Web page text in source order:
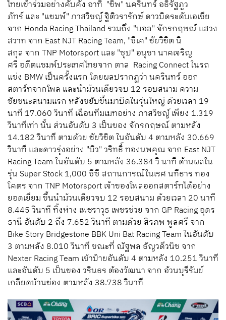
ไทยเข้าร่วมอย่างคับคั่ง อาทิ "ชิพ" นครินทร์ อธิรัฐภูว
ภัทร์ และ "แชมพ์" ภาสวิชญ์ ฐิติวรารักษ์ ดาวบิดระดับเอเชีย
จาก Honda Racing Thailand รวมถึง "บอล" จักรกฤษณ์ แสวง
สวาท จาก East NJT Racing Team, "ซีเค" ชัยวิชิต นิ
สกุล จาก TNP Motorsport และ "ซุป" อนุชา นาคเจริญ
ศรี อดีตแชมพ์ประเทศไทยจาก ตาล Racing Connect ในรถ
แข่ง BMW เป็นครั้งแรก โดยผลปรากฏว่า นครินทร์ ออก
สตาร์ทจากโพล และนำม้วนเดียวจบ 12 รอบสนาม ความ
ชัยชนะสนามแรก หลังขยับขึ้นมาบิดในรุ่นใหญ่ ด้วยเวลา 19
นาที 17.060 วินาที เฉือนทีมเมทอย่าง ภาสวิชญ์ เพียง 1.319
วินาทีเท่า นั้น ส่วนอันดับ 3 เป็นของ จักรกฤษณ์ ตามหลัง
14.182 วินาที ตามด้วย ชัยวิชิต ในอันดับ 4 ตามหลัง 30.669
วินาที และดาวรุ่งอย่าง "บิว" วริทธิ์ ทองนพคุณ จาก East NJT
Racing Team ในอันดับ 5 ตามหลัง 36.384 วิ นาที ด้านผลใน
รุ่น Super Stock 1,000 ซีซี สถานการณ์ในเรศ นทีธาร ทอง
โคตร จาก TNP Motorsport เจ้าของโพลออกสตาร์ทได้อย่าง
ยอดเยี่ยม ขึ้นนำม้วนเดียวจบ 12 รอบสนาม ด้วยเวลา 20 นาที
8.445 วินาที ทิ้งห่าง เพชราวุธ เพชรช่วย จาก GP Racing อุดร
ธานี อันดับ 2 ถึง 7.652 วินาที ตามด้วย สิรภพ พูลศรี จาก
Bike Story Bridgestone BBK Uni Bat Racing Team ในอันดับ
3 ตามหลัง 8.010 วินาที ขณะที่ ณัฐพล ธัญวดีวนิช จาก
Nexter Racing Team เข้าป้ายอันดับ 4 ตามหลัง 10.251 วินาที
และอันดับ 5 เป็นของ วรินธร ต้องวัฒนา จาก อ้วนบุรีรัมย์
เกลียดบ้านช่อง ตามหลัง 38.738 วินาที